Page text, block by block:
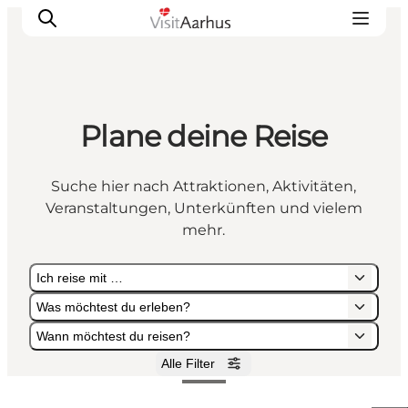
Sehen und erleben
Veranstaltungen
Städte und Regionen
Plane deine Reise
Suche hier nach Attraktionen, Aktivitäten,
Veranstaltungen, Unterkünften und vielem
mehr.
Ich reise mit …
Was möchtest du erleben?
Wann möchtest du reisen?
Alle Filter